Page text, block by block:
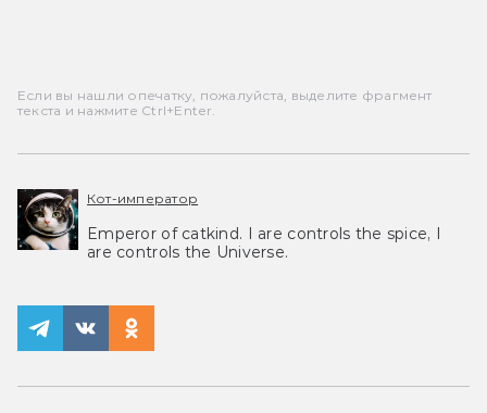
Если вы нашли опечатку, пожалуйста, выделите фрагмент
текста и нажмите Ctrl+Enter.
Кот-император
Emperor of catkind. I are controls the spice, I
are controls the Universe.